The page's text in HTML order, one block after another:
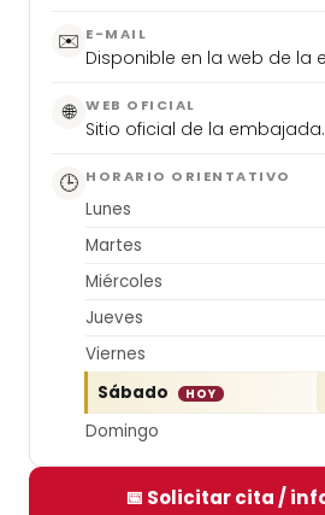
✉️ E-MAIL
Disponible en la web de la
🌐 WEB OFICIAL
Sitio oficial de la embajada.
🕒 HORARIO ORIENTATIVO
Lunes
Martes
Miércoles
Jueves
Viernes
Sábado
HOY
Domingo
📅 Solicitar cita /